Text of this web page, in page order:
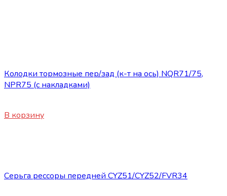
Колодки тормозные пер/зад (к-т на ось) NQR71/75,
NPR75 (с накладками)
В корзину
Серьга рессоры передней CYZ51/CYZ52/FVR34